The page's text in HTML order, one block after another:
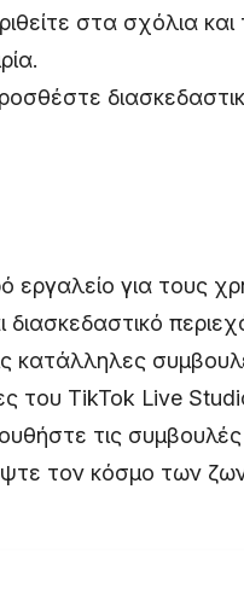
στα σχόλια και
εργαλείο για τους
διασκεδαστικό
κατάλληλες
του TikTok Live
τις
τον κόσμο των